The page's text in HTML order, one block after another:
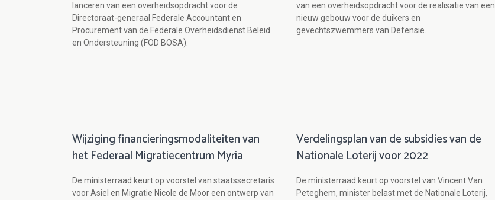
lanceren van een overheidsopdracht voor de
Directoraat-generaal Federale Accountant en
Procurement van de Federale Overheidsdienst Beleid
en Ondersteuning (FOD BOSA).
van een overheidsopdracht voor de realisatie van een
nieuw gebouw voor de duikers en
gevechtszwemmers van Defensie.
Wijziging financieringsmodaliteiten van
het Federaal Migratiecentrum Myria
De ministerraad keurt op voorstel van staatssecretaris
voor Asiel en Migratie Nicole de Moor een ontwerp van
Verdelingsplan van de subsidies van de
Nationale Loterij voor 2022
De ministerraad keurt op voorstel van Vincent Van
Peteghem, minister belast met de Nationale Loterij,